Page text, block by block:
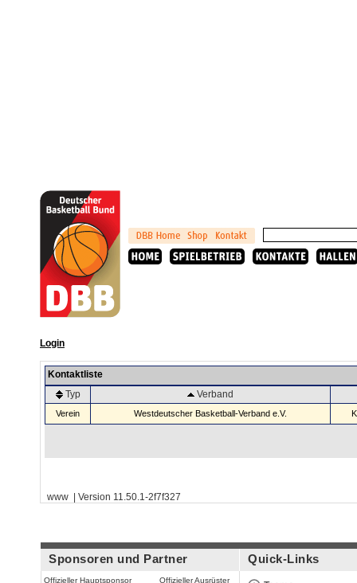
Login
Kontaktliste
Typ
Verband
Verein Westdeutscher Basketball-Verband e.V.
www | Version 11.50.1-2f7f327
Sponsoren und Partner
Offizieller Hauptsponsor Offizieller Ausrüster
Quick-Links